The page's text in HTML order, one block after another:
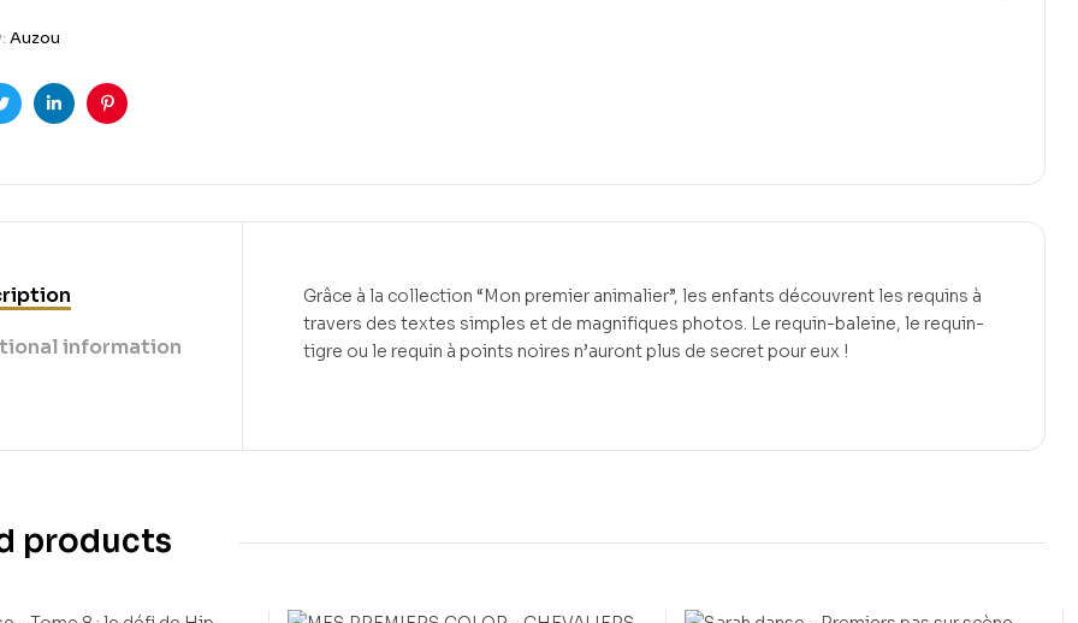
Auzou
TwitterLinkedinPinterest
information
Grâce à la collection “Mon premier animalier”, les enfants découvrent les requins à
travers des textes simples et de magnifiques photos. Le requin-baleine, le requin-
tigre ou le requin à points noires n’auront plus de secret pour eux !
products